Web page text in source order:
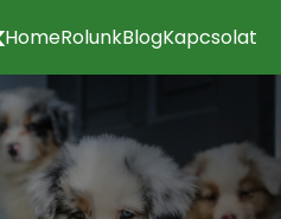
HomeRolunkBlogKapcsolat